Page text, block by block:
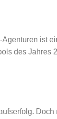
ist
des Jahres